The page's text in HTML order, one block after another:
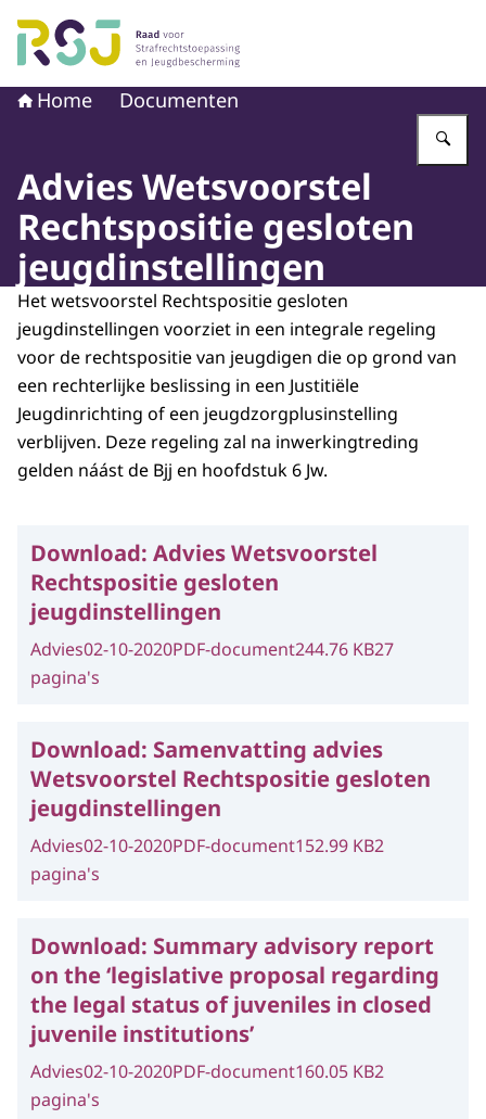
Naar de homepage van Raad voor
Home Documenten
Advies Wetsvoorstel
Rechtspositie gesloten
jeugdinstellingen
Het wetsvoorstel Rechtspositie gesloten
jeugdinstellingen voorziet in een integrale regeling
voor de rechtspositie van jeugdigen die op grond van
een rechterlijke beslissing in een Justitiële
Jeugdinrichting of een jeugdzorgplusinstelling
verblijven. Deze regeling zal na inwerkingtreding
gelden náást de Bjj en hoofdstuk 6 Jw.
Download: Advies Wetsvoorstel
Rechtspositie gesloten
jeugdinstellingen
Advies02-10-2020PDF-document244.76 KB27
pagina's
Download: Samenvatting advies
Wetsvoorstel Rechtspositie gesloten
jeugdinstellingen
Advies02-10-2020PDF-document152.99 KB2
pagina's
Download: Summary advisory report
on the ‘legislative proposal regarding
the legal status of juveniles in closed
juvenile institutions’
Advies02-10-2020PDF-document160.05 KB2
pagina's